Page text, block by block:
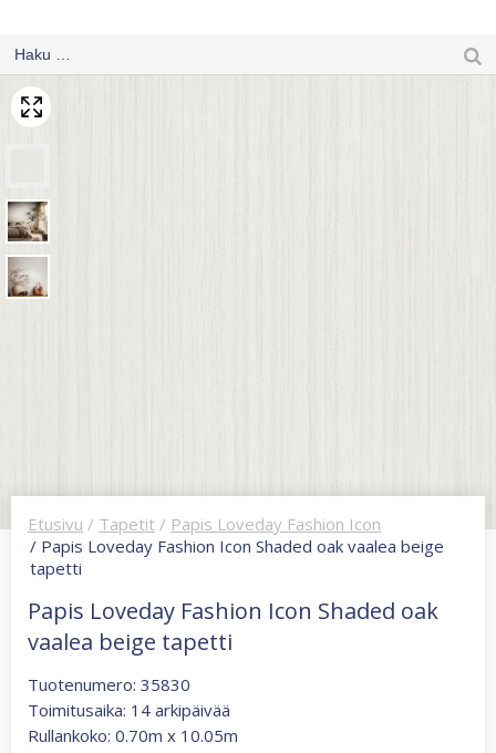
Etusivu / Tapetit / Papis Loveday Fashion Icon
/ Papis Loveday Fashion Icon Shaded oak vaalea beige
tapetti
Papis Loveday Fashion Icon Shaded oak
vaalea beige tapetti
Tuotenumero: 35830
Toimitusaika: 14 arkipäivää
Rullankoko: 0.70m x 10.05m